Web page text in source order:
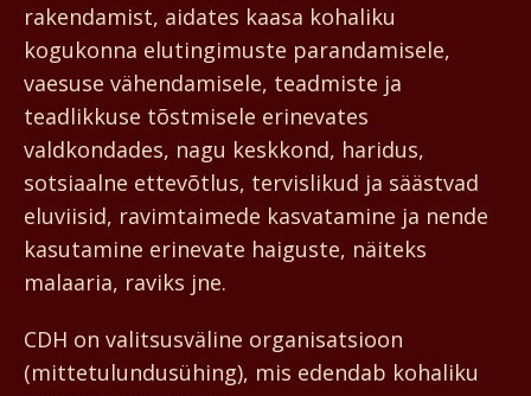
rakendamist, aidates kaasa kohaliku
kogukonna elutingimuste parandamisele,
vaesuse vähendamisele, teadmiste ja
teadlikkuse tõstmisele erinevates
valdkondades, nagu keskkond, haridus,
sotsiaalne ettevõtlus, tervislikud ja säästvad
eluviisid, ravimtaimede kasvatamine ja nende
kasutamine erinevate haiguste, näiteks
malaaria, raviks jne.
CDH on valitsusväline organisatsioon
(mittetulundusühing), mis edendab kohaliku